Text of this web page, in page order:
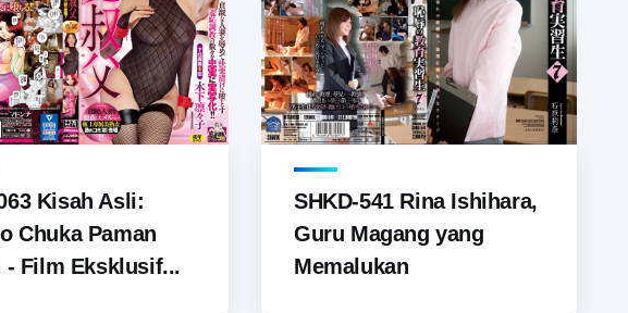
Kisah Asli:
Chuka Paman
- Film Eksklusif...
SHKD-541 Rina Ishihara,
Guru Magang yang
Memalukan